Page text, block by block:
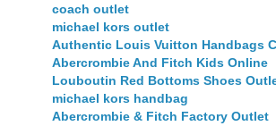
coach outlet
michael kors outlet
Authentic Louis Vuitton Handbags
Abercrombie And Fitch Kids Online
Louboutin Red Bottoms Shoes
michael kors handbag
Abercrombie & Fitch Factory Outlet